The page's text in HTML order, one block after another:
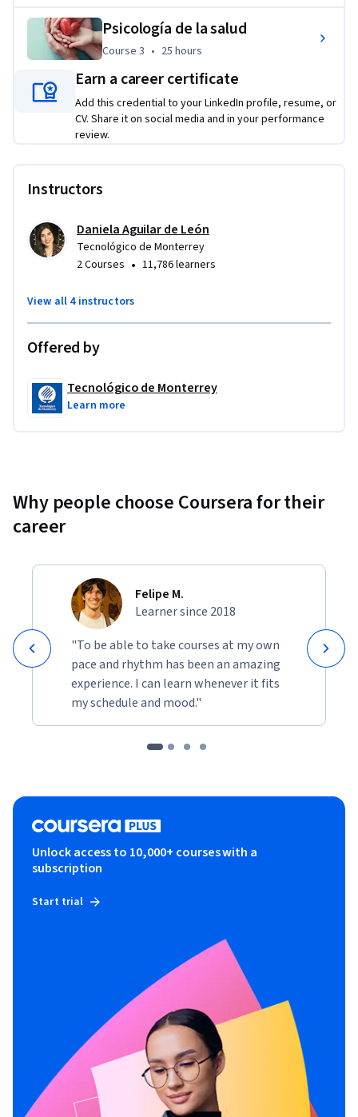
Esta especialidad de Fundamentos de la Psicología
proporcionará una visión integral en el estudio científico del
pensamiento y del comportamiento humano, donde se
socialización. A través de 3 diferentes proyectos aplicables a
la mente del ser humano, como difieren entre las personas,
como están conectados con el cerebro y cómo se
descomponen debido a las enfermedades y lesiones.
Psicología de la salud
Course 3 25 hours
Course 3 • 25 hours
Earn a career certificate
Add this credential to your LinkedIn profile, resume, or
CV. Share it on social media and in your performance
review.
Instructors
Daniela Aguilar de León
Tecnológico de Monterrey
2 Courses • 11,786 learners
View all 4 instructors
Offered by
Tecnológico de Monterrey
Learn more
Why people choose Coursera for their
career
Felipe M.
Learner since 2018
"To be able to take courses at my own
pace and rhythm has been an amazing
experience. I can learn whenever it fits
my schedule and mood."
Unlock access to 10,000+ courses with a
subscription
Start trial